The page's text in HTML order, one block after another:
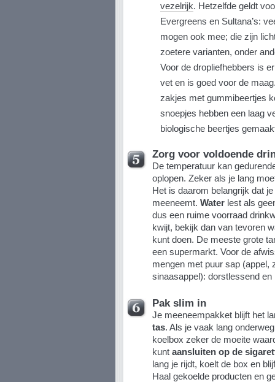
vezelrijk. Hetzelfde geldt
Evergreens en Sultana’s:
mogen ook mee; die zijn
zoetere varianten, onder
Voor de dropliefhebbers is
vet en is goed voor de
zakjes met gummibeertjes
snoepjes hebben een laag
biologische beertjes
Zorg voor voldoende
De temperatuur kan
oplopen. Zeker als je lang
Het is daarom belangrijk dat je
meeneemt. Water lest als
dus een ruime voorraad
kwijt, bekijk dan van tevoren
kunt doen. De meeste grote
een supermarkt. Voor de
mengen met puur sap (appel,
sinaasappel): dorstlessend en
Pak slim in
Je meeneempakket blijft het
tas. Als je vaak lang
koelbox zeker de moeite
kunt aansluiten op de
lang je rijdt, koelt de box en
Haal gekoelde producten en